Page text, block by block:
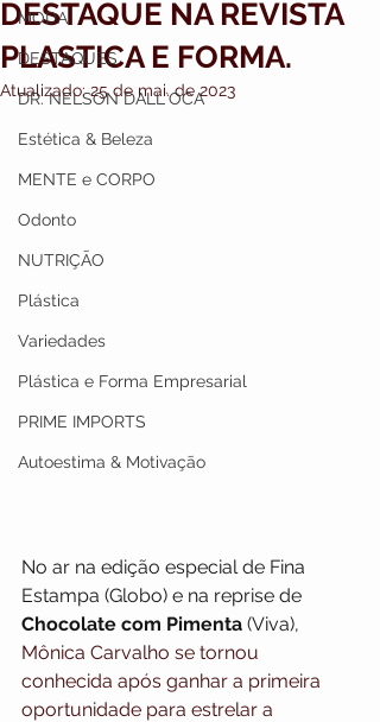
MODA
DESTAQUES
DR. NELSON DALL`OCA
Estética & Beleza
MENTE e CORPO
Odonto
NUTRIÇÃO
Plástica
Variedades
Plástica e Forma Empresarial
PRIME IMPORTS
Autoestima & Motivação
DESTAQUE NA REVISTA
PLASTICA E FORMA.
Atualizado:25 de mai. de 2023
No ar na edição especial de Fina
Estampa (Globo) e na reprise de
Chocolate com Pimenta (Viva),
Mônica Carvalho se tornou
conhecida após ganhar a primeira
oportunidade para estrelar a